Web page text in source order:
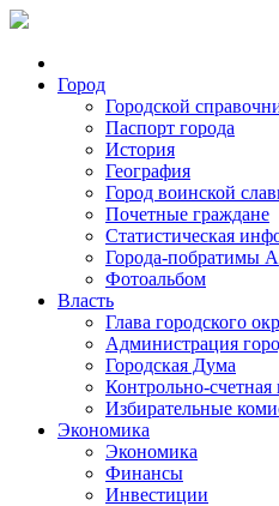
Город
Городской
Паспорт города
История
География
Город воинской
Почетные граждане
Статистическая
Города-побратимы
Фотоальбом
Власть
Глава городского
Администрация
Городская Дума
Контрольно-счетная
Избирательные
Экономика
Экономика
Финансы
Инвестиции